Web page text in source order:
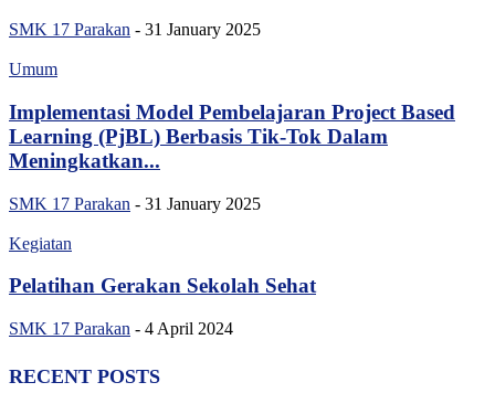
SMK 17 Parakan - 31 January 2025
Umum
Implementasi Model Pembelajaran Project Based
Learning (PjBL) Berbasis Tik-Tok Dalam
Meningkatkan...
SMK 17 Parakan - 31 January 2025
Kegiatan
Pelatihan Gerakan Sekolah Sehat
SMK 17 Parakan - 4 April 2024
RECENT POSTS